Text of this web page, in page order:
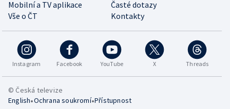
Mobilní a TV aplikace
Časté dotazy
Vše o ČT
Kontakty
Instagram Facebook YouTube X Threads
© Česká televize
English•Ochrana soukromí•Přístupnost